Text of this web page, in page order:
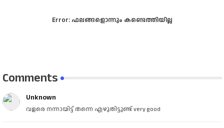
Error:ഫലങ്ങളൊന്നും കണ്ടെത്തിയില്ല
Comments
Unknown
വളരെ നന്നായിട്ട് തന്നെ എഴുതിട്ടുണ്ട് very good